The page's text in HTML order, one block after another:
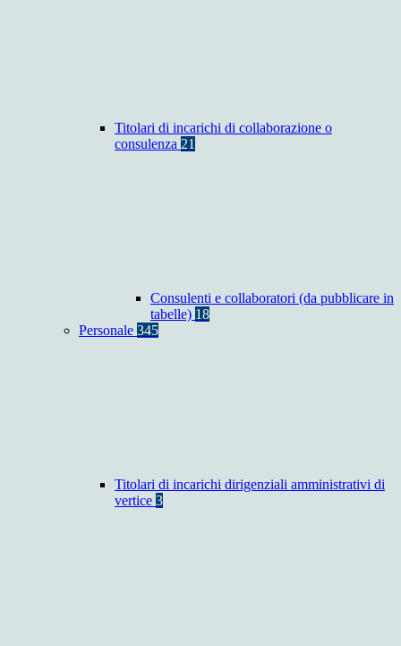
Titolari di incarichi di collaborazione o
consulenza 21
Consulenti e collaboratori (da pubblicare in
tabelle) 18
Personale 345
Titolari di incarichi dirigenziali amministrativi di
vertice 3